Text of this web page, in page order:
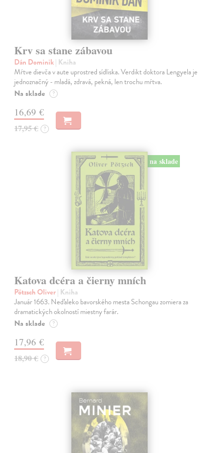
Krv sa stane zábavou
Dán Dominik| Kniha
Mŕtve dievča v aute uprostred sídliska. Verdikt doktora Lengyela je
jednoznačný - mladá, zdravá, pekná, len trochu mŕtva.
Na sklade ?
16,69 €
17,95 € ?
na sklade
Katova dcéra a čierny mních
Pötzsch Oliver| Kniha
Január 1663. Neďaleko bavorského mesta Schongau zomiera za
dramatických okolností miestny farár.
Na sklade ?
17,96 €
18,90 € ?